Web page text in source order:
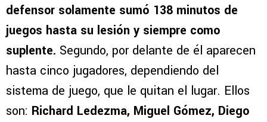
defensor solamente sumó 138 minutos de
juegos hasta su lesión y siempre como
suplente. Segundo, por delante de él aparecen
hasta cinco jugadores, dependiendo del
sistema de juego, que le quitan el lugar. Ellos
son: Richard Ledezma, Miguel Gómez, Diego